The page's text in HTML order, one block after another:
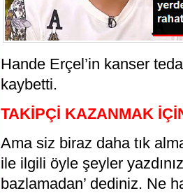
Hande Erçel’in kanser
kaybetti.
TAKİPÇİ KAZANMAK
Ama siz biraz daha tık
ile ilgili öyle şeyler
bazlamadan’ dediniz. Ne